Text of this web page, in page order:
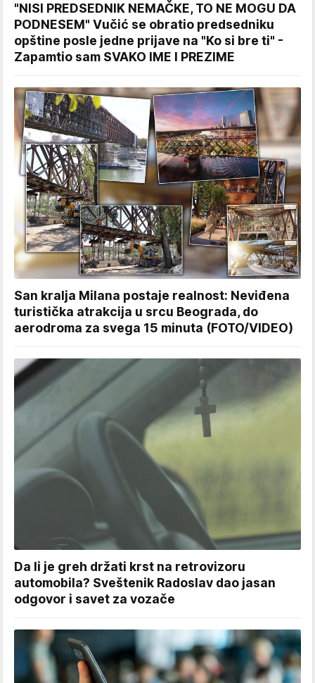
"NISI PREDSEDNIK NEMAČKE, TO NE MOGU DA
PODNESEM" Vučić se obratio predsedniku
opštine posle jedne prijave na "Ko si bre ti" -
Zapamtio sam SVAKO IME I PREZIME
San kralja Milana postaje realnost: Neviđena
turistička atrakcija u srcu Beograda, do
aerodroma za svega 15 minuta (FOTO/VIDEO)
Da li je greh držati krst na retrovizoru
automobila? Sveštenik Radoslav dao jasan
odgovor i savet za vozače